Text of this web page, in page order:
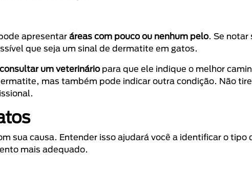
apresentar áreas com pouco ou nenhum pelo. Se notar
que seja um sinal de dermatite em gatos.
consultar um veterináriopara que ele indique o melhor
mas também pode indicar outra condição. Não
sua causa. Entender isso ajudará você a identificar o tipo
mais adequado.